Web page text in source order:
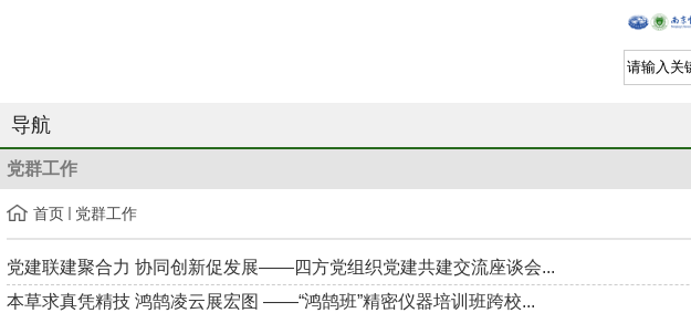
导航
党群工作
首页 党群工作
党建联建聚合力 协同创新促发展——四方党组织党建共建交流座谈会...
本草求真凭精技 鸿鹄凌云展宏图 ——“鸿鹄班”精密仪器培训班跨校...